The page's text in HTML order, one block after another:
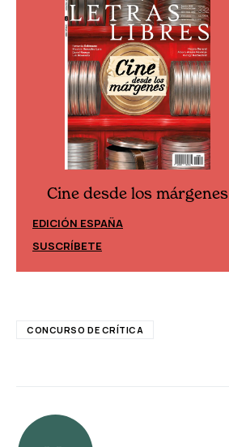
Cine desde los márgenes
EDICIÓN ESPAÑA
SUSCRÍBETE
CONCURSO DE CRÍTICA